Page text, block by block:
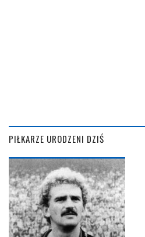
PIŁKARZE URODZENI DZIŚ